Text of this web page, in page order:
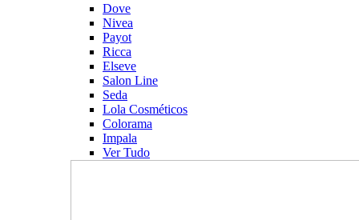
Dove
Nivea
Payot
Ricca
Elseve
Salon Line
Seda
Lola Cosméticos
Colorama
Impala
Ver Tudo